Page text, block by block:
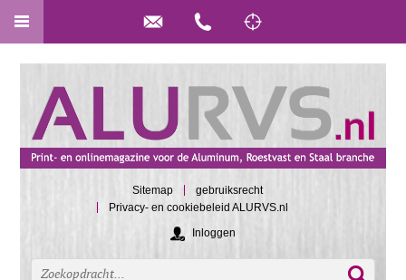
Sitemap
gebruiksrecht
Privacy- en cookiebeleid ALURVS.nl
Inloggen